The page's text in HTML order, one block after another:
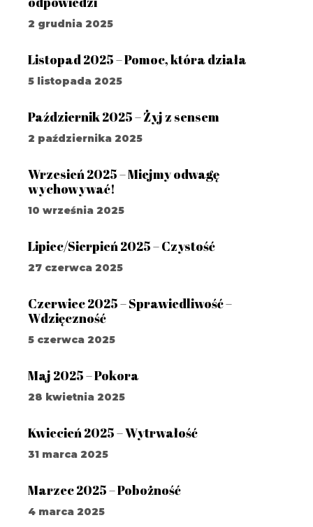
2 grudnia 2025
Listopad 2025 – Pomoc, która działa
5 listopada 2025
Październik 2025 – Żyj z sensem
2 października 2025
Wrzesień 2025 – Miejmy odwagę
wychowywać!
10 września 2025
Lipiec/Sierpień 2025 – Czystość
27 czerwca 2025
Czerwiec 2025 – Sprawiedliwość –
Wdzięczność
5 czerwca 2025
Maj 2025 – Pokora
28 kwietnia 2025
Kwiecień 2025 – Wytrwałość
31 marca 2025
Marzec 2025 – Pobożność
4 marca 2025